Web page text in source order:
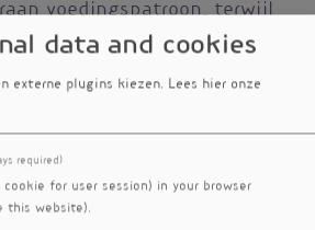
voedingspatroon, terwijl
koos. Enkel aan het
kregen de deelnemers
was er geen opvolging.
op hun eentje niet vol. In
lag dieettrouw het hoogst
intermitterend vasten (54%)
de mediterrane groep slaagde
data and cookies
externe plugins kiezen. Lees hier onze
required)
cookie for user session) in your browser
this website).